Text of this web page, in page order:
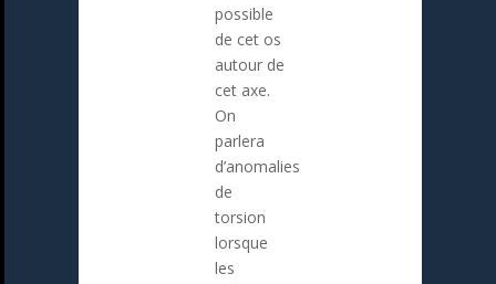
possible
de cet os
autour de
cet axe.
On
parlera
d’anomalies
de
torsion
lorsque
les